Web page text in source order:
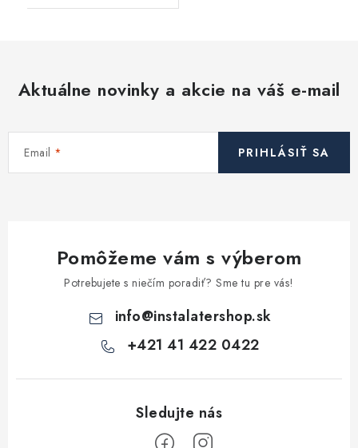
Aktuálne novinky a akcie na váš e-mail
Email PRIHLÁSIŤ SA
Pomôžeme vám s výberom
Potrebujete s niečím poradiť? Sme tu pre vás!
info@instalatershop.sk
+421 41 422 0422